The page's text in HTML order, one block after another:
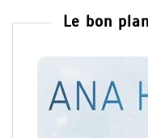
Le bon